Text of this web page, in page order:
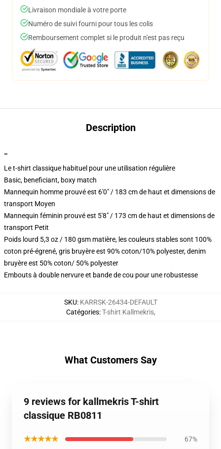
Livraison mondiale à votre porte
Numéro de suivi fourni pour tous les colis
Remboursement complet si le produit n'est pas reçu
Description
""
Le t-shirt classique habituel pour une utilisation régulière
Basic, beneficiant, boxy match
Mannequin homme prouvé est 6'0" / 183 cm de haut et dimensions de
transport Moyen
Mannequin féminin prouvé est 5'8" / 173 cm de haut et dimensions de
transport Petit
Poids lourd 5,3 oz / 180 gsm matière, les couleurs stables sont 100%
coton pré-égrené, gris bruyère est 90% coton/10% polyester, denim
bruyère est 50% coton/ 50% polyester
Embouts à double nervure et bande de cou pour une robustesse
SKU: KARRSK-26434-DEFAULT
Catégories:T-shirt Kallmekris,
What Customers Say
9 reviews for kallmekris T-shirt
classique RB0811
★★★★★ 67%